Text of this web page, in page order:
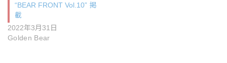
“BEAR FRONT Vol.10” 掲
載
2022年3月31日
Golden Bear